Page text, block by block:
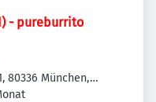
- pureburrito
80336 München,